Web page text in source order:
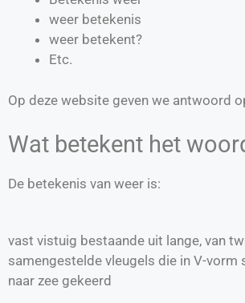
weer betekenis
weer betekent?
Etc.
Op deze website geven we antwoord
Wat betekent het
De betekenis van weer is:
vast vistuig bestaande uit lange, van
samengestelde vleugels die in V-vorm
naar zee gekeerd